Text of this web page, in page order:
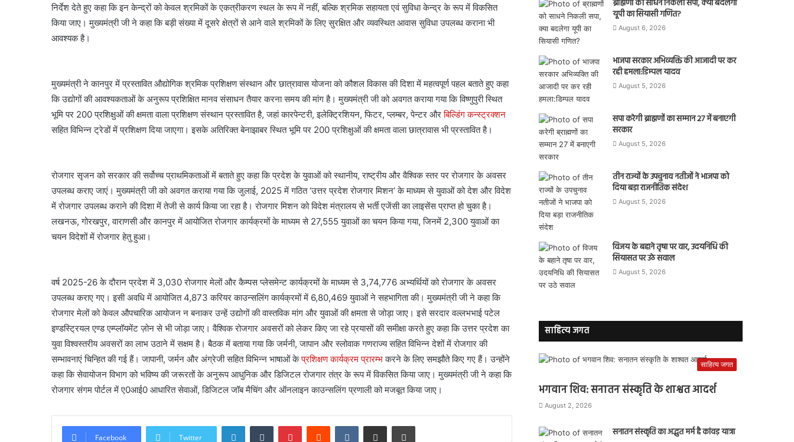
निर्देश देते हुए कहा कि इन केन्द्रों को केवल श्रमिकों के एकत्रीकरण स्थल के रूप में नहीं, बल्कि श्रमिक सहायता एवं सुविधा केन्द्र के रूप में विकसित
किया जाए। मुख्यमंत्री जी ने कहा कि बड़ी संख्या में दूसरे क्षेत्रों से आने वाले श्रमिकों के लिए सुरक्षित और व्यवस्थित आवास सुविधा उपलब्ध कराना भी
आवश्यक है।
मुख्यमंत्री ने कानपुर में प्रस्तावित औद्योगिक श्रमिक प्रशिक्षण संस्थान और छात्रावास योजना को कौशल विकास की दिशा में महत्वपूर्ण पहल बताते हुए कहा
कि उद्योगों की आवश्यकताओं के अनुरूप प्रशिक्षित मानव संसाधन तैयार करना समय की मांग है। मुख्यमंत्री जी को अवगत कराया गया कि विष्णुपुरी स्थित
भूमि पर 200 प्रशिक्षुओं की क्षमता वाला प्रशिक्षण संस्थान प्रस्तावित है, जहां कारपेन्टरी, इलेक्ट्रिशियन, फिटर, प्लम्बर, पेन्टर औरबिल्डिंग कन्स्ट्रक्शन
सहित विभिन्न ट्रेडों में प्रशिक्षण दिया जाएगा। इसके अतिरिक्त बेनाझाबर स्थित भूमि पर 200 प्रशिक्षुओं की क्षमता वाला छात्रावास भी प्रस्तावित है।
रोजगार सृजन को सरकार की सर्वोच्च प्राथमिकताओं में बताते हुए कहा कि प्रदेश के युवाओं को स्थानीय, राष्ट्रीय और वैश्विक स्तर पर रोजगार के अवसर
उपलब्ध कराए जाएं। मुख्यमंत्री जी को अवगत कराया गया कि जुलाई, 2025 में गठित ‘उत्तर प्रदेश रोजगार मिशन’ के माध्यम से युवाओं को देश और विदेश
में रोजगार उपलब्ध कराने की दिशा में तेजी से कार्य किया जा रहा है। रोजगार मिशन को विदेश मंत्रालय से भर्ती एजेंसी का लाइसेंस प्राप्त हो चुका है।
लखनऊ, गोरखपुर, वाराणसी और कानपुर में आयोजित रोजगार कार्यक्रमों के माध्यम से 27,555 युवाओं का चयन किया गया, जिनमें 2,300 युवाओं का
चयन विदेशों में रोजगार हेतु हुआ।
वर्ष 2025-26 के दौरान प्रदेश में 3,030 रोजगार मेलों और कैम्पस प्लेसमेन्ट कार्यक्रमों के माध्यम से 3,74,776 अभ्यर्थियों को रोजगार के अवसर
उपलब्ध कराए गए। इसी अवधि में आयोजित 4,873 करियर काउन्सलिंग कार्यक्रमों में 6,80,469 युवाओं ने सहभागिता की। मुख्यमंत्री जी ने कहा कि
रोजगार मेलों को केवल औपचारिक आयोजन न बनाकर उन्हें उद्योगों की वास्तविक मांग और युवाओं की क्षमता से जोड़ा जाए। इसे सरदार वल्लभभाई पटेल
इण्डस्ट्रियल एण्ड एम्प्लॉयमेंट ज़ोन से भी जोड़ा जाए। वैश्विक रोजगार अवसरों को लेकर किए जा रहे प्रयासों की समीक्षा करते हुए कहा कि उत्तर प्रदेश का
युवा विश्वस्तरीय अवसरों का लाभ उठाने में सक्षम है। बैठक में बताया गया कि जर्मनी, जापान और स्लोवाक गणराज्य सहित विभिन्न देशों में रोजगार की
सम्भावनाएं चिन्हित की गई हैं। जापानी, जर्मन और अंग्रेजी सहित विभिन्न भाषाओं केप्रशिक्षण कार्यक्रम प्रारम्भकरने के लिए समझौते किए गए हैं। उन्होंने
कहा कि सेवायोजन विभाग को भविष्य की जरूरतों के अनुरूप आधुनिक और डिजिटल रोजगार तंत्र के रूप में विकसित किया जाए। मुख्यमंत्री जी ने कहा कि
रोजगार संगम पोर्टल में ए0आई0 आधारित सेवाओं, डिजिटल जॉब मैचिंग और ऑनलाइन काउन्सलिंग प्रणाली को मजबूत किया जाए।
Facebook Twitter
LinkedInTumblr PinterestReddit VKontakteShare via Email Print
ब्राह्मणों को साधने निकली सपा, क्या बदलेगा
यूपी का सियासी गणित?
August 6, 2026
भाजपा सरकार अभिव्यक्ति की आजादी पर कर
रही हमला:डिम्पल यादव
August 5, 2026
सपा करेगी ब्राह्मणों का सम्मान 27 में बनाएगी
सरकार
August 5, 2026
तीन राज्यों के उपचुनाव नतीजों ने भाजपा को
दिया बड़ा राजनीतिक संदेश
August 5, 2026
विजय के बहाने तृषा पर वार, उदयनिधि की
सियासत पर उठे सवाल
August 5, 2026
साहित्य जगत
साहित्य जगत
भगवान शिव: सनातन संस्कृति के शाश्वत आदर्श
August 2, 2026
सनातन संस्कृति का अद्भुत मर्म है कांवड़ यात्रा